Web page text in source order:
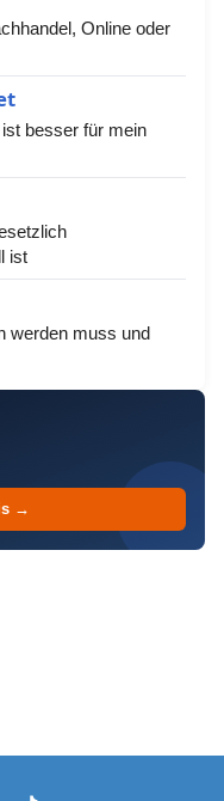
Online oder
besser für mein
ist
werden muss und
→